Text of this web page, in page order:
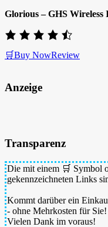
Glorious – GHS Wireless
🛒Buy NowReview
Anzeige
Transparenz
Die mit einem 🛒 Symbol
gekennzeichneten Links
Kommt darüber ein
- ohne Mehrkosten für Sie!
Vielen Dank im voraus!